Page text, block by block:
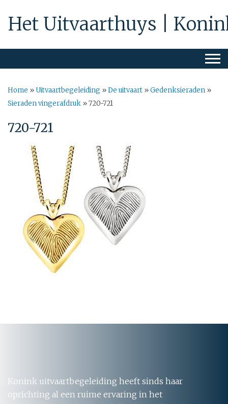
Het Uitvaarthuys |
Home »Uitvaartbegeleiding »De uitvaart »Gedenksieraden »
Sieraden vingerafdruk »720-721
720-721
Konink uitvaartbegeleiding heeft sinds haar
oprichting al een ruime ervaring in het